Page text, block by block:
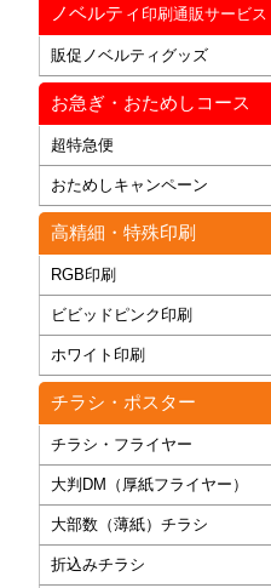
ノベルティ 印刷通販サービス
販促ノベルティグッズ
お急ぎ・おためしコース
超特急便
おためしキャンペーン
高精細・特殊印刷
RGB印刷
ビビッドピンク印刷
ホワイト印刷
チラシ・ポスター
チラシ・フライヤー
大判DM（厚紙フライヤー）
大部数（薄紙）チラシ
折込みチラシ